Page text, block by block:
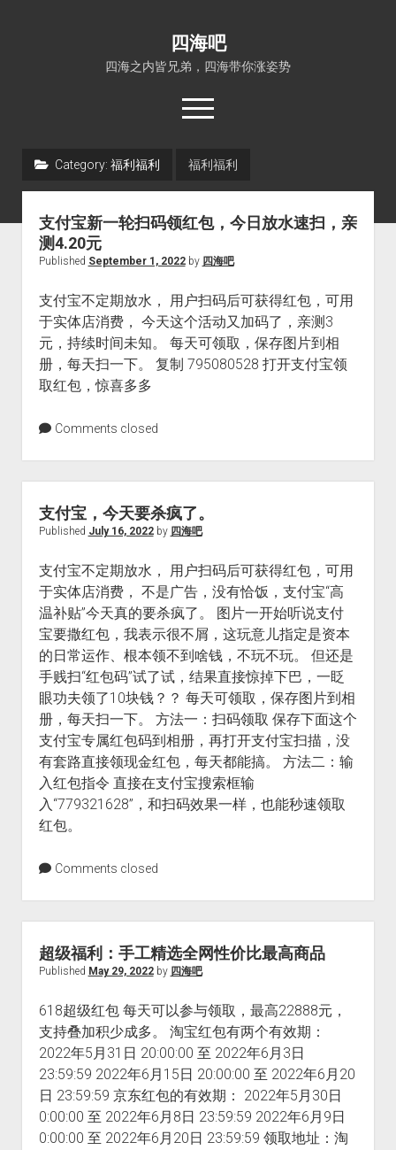
四海吧
四海之内皆兄弟，四海带你涨姿势
open
menu
dropdown
福利吧
技术控
热门事件
福利福利
四海
小猪AI
算娘区块链
Category: 福利福利 福利福利
支付宝新一轮扫码领红包，今日放水速扫，亲
测4.20元
Published September 1, 2022by 四海吧
支付宝不定期放水， 用户扫码后可获得红包，可用
于实体店消费， 今天这个活动又加码了，亲测3
元，持续时间未知。 每天可领取，保存图片到相
册，每天扫一下。 复制 795080528 打开支付宝领
取红包，惊喜多多
Comments closed
支付宝，今天要杀疯了。
Published July 16, 2022by 四海吧
支付宝不定期放水， 用户扫码后可获得红包，可用
于实体店消费， 不是广告，没有恰饭，支付宝“高
温补贴”今天真的要杀疯了。 图片一开始听说支付
宝要撒红包，我表示很不屑，这玩意儿指定是资本
的日常运作、根本领不到啥钱，不玩不玩。 但还是
手贱扫“红包码”试了试，结果直接惊掉下巴，一眨
眼功夫领了10块钱？？ 每天可领取，保存图片到相
册，每天扫一下。 方法一：扫码领取 保存下面这个
支付宝专属红包码到相册，再打开支付宝扫描，没
有套路直接领现金红包，每天都能搞。 方法二：输
入红包指令 直接在支付宝搜索框输
入“779321628”，和扫码效果一样，也能秒速领取
红包。
Comments closed
超级福利：手工精选全网性价比最高商品
Published May 29, 2022by 四海吧
618超级红包 每天可以参与领取，最高22888元，
支持叠加积少成多。 淘宝红包有两个有效期：
2022年5月31日 20:00:00 至 2022年6月3日
23:59:59 2022年6月15日 20:00:00 至 2022年6月20
日 23:59:59 京东红包的有效期： 2022年5月30日
0:00:00 至 2022年6月8日 23:59:59 2022年6月9日
0:00:00 至 2022年6月20日 23:59:59 领取地址：淘